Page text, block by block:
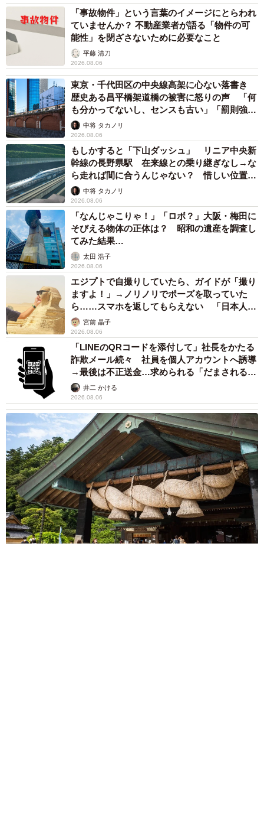
行橋 友
2026.08.06
「ミステリーの女王」と呼ばれた作家の娘は
「2時間サスペンスの女王」 聞いていたのと
違う血液型に「私は誰の子なの？」【徹子の部
屋】まいどなニュース
2026.08.06
「わぁ…姐さん…」「永遠にお美しい」 大女
優岩下志麻さん、写真家のインスタに登場
まいどなメディア
2026.08.05
「ふざけてません…真剣です」京都の老舗和菓
子店 次はカブトムシの幼虫 職人が手がけた
ゲテモノ和菓子 見事な造形に「気持ち悪いく
らいリアル」
中将 タカノリ
2026.08.05
【漫画】中学受験のリアル「あの子、最近見な
いね」…御三家を目指していたはずの家庭が消
えていく 限界を迎えた子を目の当りに
松波 穂乃圭
2026.08.05
市販薬のオーバードーズ対策で改正薬機法が5
月に施行、かぜ薬を購入した人の約6割が「法
改正を認知」乱用防止の指定成分とは？
まいどなニュース情報部
2026.08.05
紗栄子の長男 18歳のモデル、カジュアルコー
デのおしゃれ近影が「両親のいいとこ取りの美
しいお顔立ち」 9歳に渡英し全寮制カレッジ
で学ぶまいどなメディア
2026.08.05
たった50パーツのレゴで作った極小仏壇 ろう
そく、花立て、お供えのご飯、観音開きの扉の
奥には位牌も…「チーンの音が聞こえてきそ
う」山岡 もと子
2026.08.05
透明感が半端ない！ 「50歳には見えない」
「永遠に綺麗」な内田有紀 ショートヘア＆半
袖白シャツの最強夏コーデ
まいどなメディア